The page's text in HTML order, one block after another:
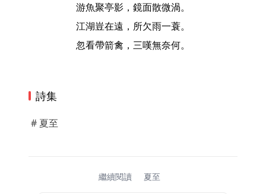
游魚聚亭影，鏡面散微渦。
江湖豈在遠，所欠雨一蓑。
忽看帶箭禽，三嘆無奈何。
詩集
# 夏至
繼續閱讀 夏至